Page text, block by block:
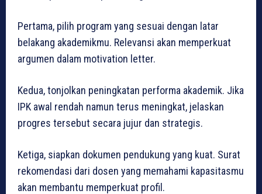
Pertama, pilih program yang sesuai dengan latar
belakang akademikmu. Relevansi akan memperkuat
argumen dalam motivation letter.
Kedua, tonjolkan peningkatan performa akademik. Jika
IPK awal rendah namun terus meningkat, jelaskan
progres tersebut secara jujur dan strategis.
Ketiga, siapkan dokumen pendukung yang kuat. Surat
rekomendasi dari dosen yang memahami kapasitasmu
akan membantu memperkuat profil.